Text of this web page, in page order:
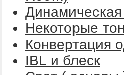
Некоторые
Конвертация
IBL и блеск